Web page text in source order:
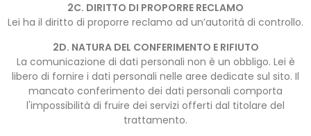
2C. DIRITTO DI PROPORRE RECLAMO
Lei ha il diritto di proporre reclamo ad un’autorità di controllo.
2D. NATURA DEL CONFERIMENTO E RIFIUTO
La comunicazione di dati personali non è un obbligo. Lei è
libero di fornire i dati personali nelle aree dedicate sul sito. Il
mancato conferimento dei dati personali comporta
l'impossibilità di fruire dei servizi offerti dal titolare del
trattamento.